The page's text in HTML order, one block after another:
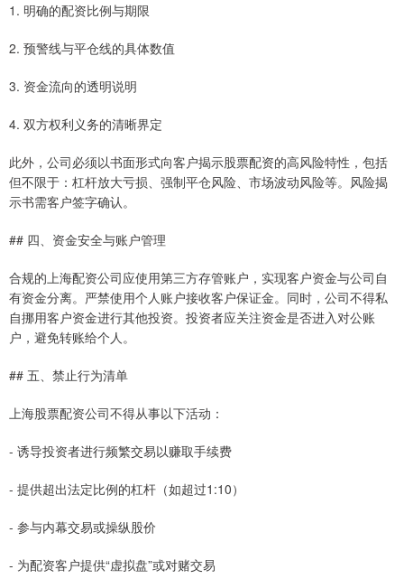
1. 明确的配资比例与期限
2. 预警线与平仓线的具体数值
3. 资金流向的透明说明
4. 双方权利义务的清晰界定
此外，公司必须以书面形式向客户揭示股票配资的高风险特性，包括
但不限于：杠杆放大亏损、强制平仓风险、市场波动风险等。风险揭
示书需客户签字确认。
## 四、资金安全与账户管理
合规的上海配资公司应使用第三方存管账户，实现客户资金与公司自
有资金分离。严禁使用个人账户接收客户保证金。同时，公司不得私
自挪用客户资金进行其他投资。投资者应关注资金是否进入对公账
户，避免转账给个人。
## 五、禁止行为清单
上海股票配资公司不得从事以下活动：
- 诱导投资者进行频繁交易以赚取手续费
- 提供超出法定比例的杠杆（如超过1:10）
- 参与内幕交易或操纵股价
- 为配资客户提供“虚拟盘”或对赌交易